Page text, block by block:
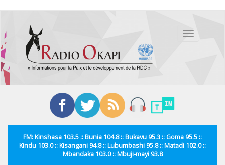
contenu
principal
Toggle
FM: Kinshasa 103.5 :: Bunia 104.8 :: Bukavu 95.3 :: Goma 95.5 ::
Kindu 103.0 :: Kisangani 94.8 :: Lubumbashi 95.8 :: Matadi 102.0 ::
Mbandaka 103.0 :: Mbuji-mayi 93.8